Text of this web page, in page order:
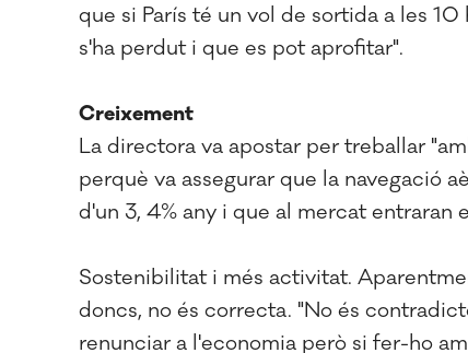
que si París té un vol de sortida a les
s'ha perdut i que es pot aprofitar".
Creixement
La directora va apostar per treballar
perquè va assegurar que la navegació
d'un 3, 4% any i que al mercat entraran
Sostenibilitat i més activitat.
doncs, no és correcta. "No és
renunciar a l'economia però si fer-ho